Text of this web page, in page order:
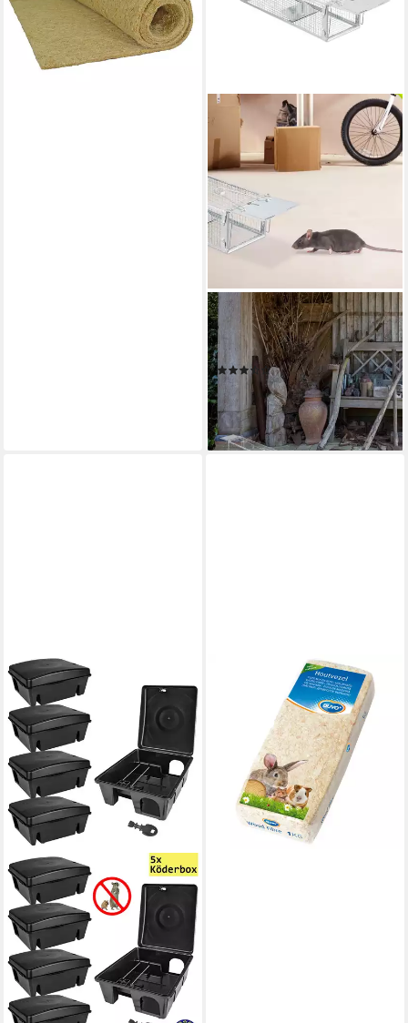
10,99 €
lieferbar - in 5-6 Werktagen bei dir
RELAXDAYS
Lebendfalle für Mäuse und
Ratte
(6)
19,99 € UVP39,99 €
-50%
lieferbar - in 2-3 Werktagen bei dir
Kleintierstreu Holzfaser
(3,83 €/ 1 kg)
lieferbar - in 9-11 Werktagen bei